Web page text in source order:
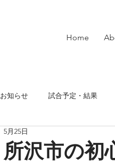
Home
お知らせ 試合予定・結果
所沢市の初
5月25日